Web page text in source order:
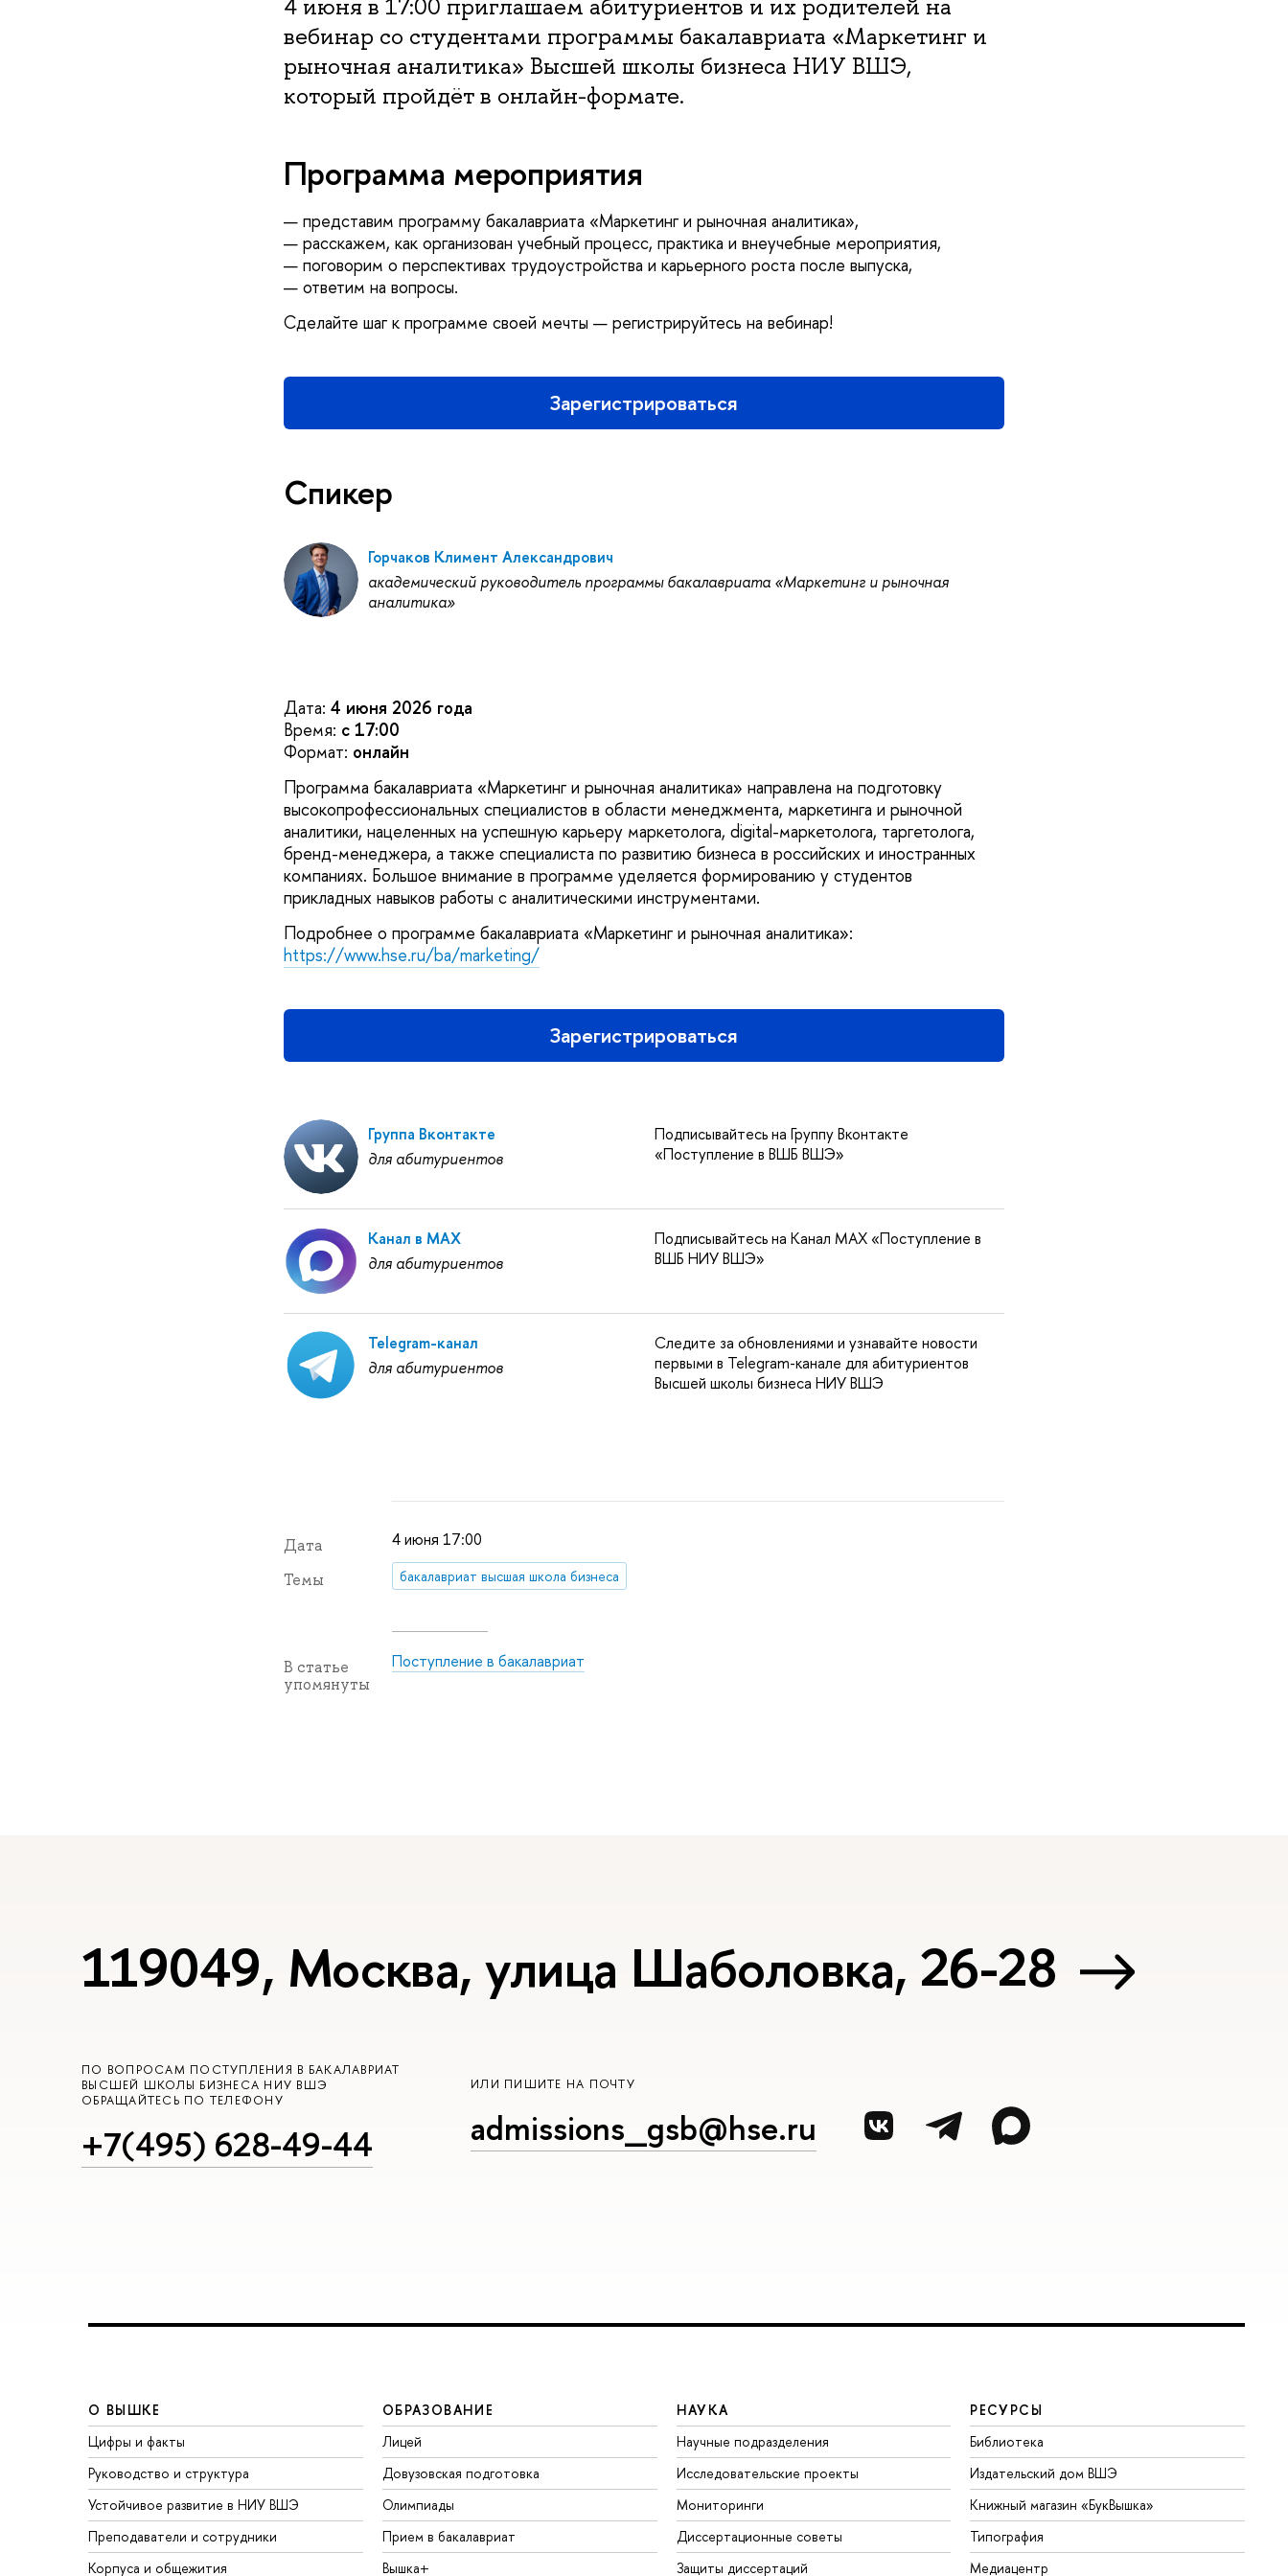
4 июня в 17:00 приглашаем абитуриентов и их родителей на
вебинар со студентами программы бакалавриата «Маркетинг и
рыночная аналитика» Высшей школы бизнеса НИУ ВШЭ,
который пройдёт в онлайн-формате.
Программа мероприятия
— представим программу бакалавриата «Маркетинг и рыночная аналитика»,
— расскажем, как организован учебный процесс, практика и внеучебные мероприятия,
— поговорим о перспективах трудоустройства и карьерного роста после выпуска,
— ответим на вопросы.
Сделайте шаг к программе своей мечты — регистрируйтесь на вебинар!
Зарегистрироваться
Спикер
Горчаков Климент Александрович
академический руководитель программы бакалавриата «Маркетинг и рыночная
аналитика»
Дата: 4 июня 2026 года
Время: с 17:00
Формат: онлайн
Программа бакалавриата «Маркетинг и рыночная аналитика» направлена на подготовку
высокопрофессиональных специалистов в области менеджмента, маркетинга и рыночной
аналитики, нацеленных на успешную карьеру маркетолога, digital-маркетолога, таргетолога,
бренд-менеджера, а также специалиста по развитию бизнеса в российских и иностранных
компаниях. Большое внимание в программе уделяется формированию у студентов
прикладных навыков работы с аналитическими инструментами.
Подробнее о программе бакалавриата «Маркетинг и рыночная аналитика»:
https://www.hse.ru/ba/marketing/
Зарегистрироваться
Группа Вконтакте
для абитуриентов
Подписывайтесь на Группу Вконтакте
«Поступление в ВШБ ВШЭ»
Канал в MAX
для абитуриентов
Подписывайтесь на Канал MAX «Поступление в
ВШБ НИУ ВШЭ»
Telegram-канал
для абитуриентов
Следите за обновлениями и узнавайте новости
первыми в Telegram-канале для абитуриентов
Высшей школы бизнеса НИУ ВШЭ
Дата 4 июня 17:00
Темы бакалавриат высшая школа бизнеса
В статье
упомянуты
Поступление в бакалавриат
119049, Москва, улица Шаболовка, 26-28
ПО ВОПРОСАМ ПОСТУПЛЕНИЯ В БАКАЛАВРИАТ
ВЫСШЕЙ ШКОЛЫ БИЗНЕСА НИУ ВШЭ
ОБРАЩАЙТЕСЬ ПО ТЕЛЕФОНУ
+7(495) 628-49-44
ИЛИ ПИШИТЕ НА ПОЧТУ
admissions_gsb@hse.ru
О ВЫШКЕ
Цифры и факты
Руководство и структура
Устойчивое развитие в НИУ ВШЭ
Преподаватели и сотрудники
Корпуса и общежития
ОБРАЗОВАНИЕ
Лицей
Довузовская подготовка
Олимпиады
Прием в бакалавриат
Вышка+
НАУКА
Научные подразделения
Исследовательские проекты
Мониторинги
Диссертационные советы
Защиты диссертаций
РЕСУРСЫ
Библиотека
Издательский дом ВШЭ
Книжный магазин «БукВышка»
Типография
Медиацентр